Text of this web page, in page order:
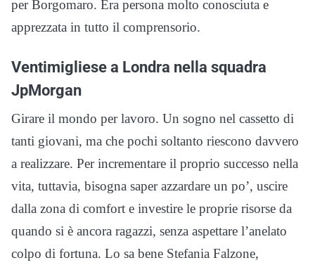
per Borgomaro. Era persona molto conosciuta e
apprezzata in tutto il comprensorio.
Ventimigliese a Londra nella squadra
JpMorgan
Girare il mondo per lavoro. Un sogno nel cassetto di
tanti giovani, ma che pochi soltanto riescono davvero
a realizzare. Per incrementare il proprio successo nella
vita, tuttavia, bisogna saper azzardare un po’, uscire
dalla zona di comfort e investire le proprie risorse da
quando si è ancora ragazzi, senza aspettare l’anelato
colpo di fortuna. Lo sa bene Stefania Falzone,